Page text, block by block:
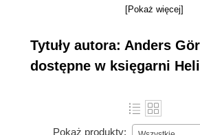
[Pokaż więcej]
Tytuły autora: Anders
dostępne w księgarni
Pokaż produkty: